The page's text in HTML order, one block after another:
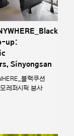
up:
Sinyongsan
블랙쿠션
레퍼시픽 본사